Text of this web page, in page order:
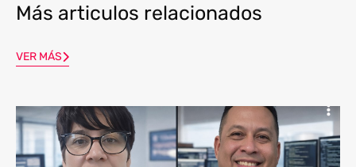
Más articulos relacionados
VER MÁS